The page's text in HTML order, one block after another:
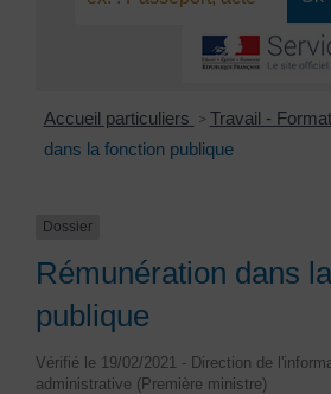
Accueil particuliers > Travail -
dans la fonction publique
Dossier
Rémunération dans
publique
Vérifié le 19/02/2021 - Direction de
administrative (Première ministre)